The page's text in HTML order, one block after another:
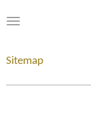
direct
de
Sitemap